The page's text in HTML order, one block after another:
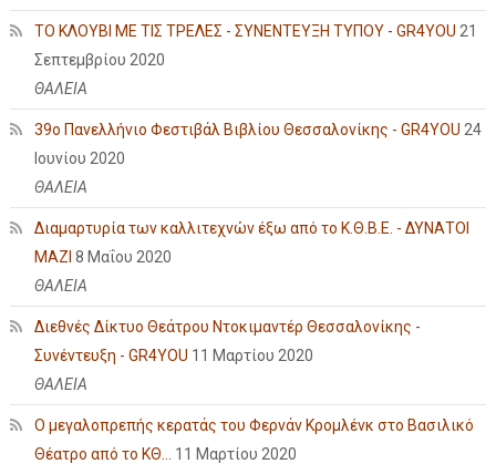
ΤΟ ΚΛΟΥΒΙ ΜΕ ΤΙΣ ΤΡΕΛΕΣ - ΣΥΝΕΝΤΕΥΞΗ ΤΥΠΟΥ - GR4YOU 21
Σεπτεμβρίου 2020
ΘΑΛΕΙΑ
39ο Πανελλήνιο Φεστιβάλ Βιβλίου Θεσσαλονίκης - GR4YOU 24
Ιουνίου 2020
ΘΑΛΕΙΑ
Διαμαρτυρία των καλλιτεχνών έξω από το Κ.Θ.Β.Ε. - ΔΥΝΑΤΟΙ
ΜΑΖΙ 8 Μαΐου 2020
ΘΑΛΕΙΑ
Διεθνές Δίκτυο Θεάτρου Ντοκιμαντέρ Θεσσαλονίκης -
Συνέντευξη - GR4YOU 11 Μαρτίου 2020
ΘΑΛΕΙΑ
Ο μεγαλοπρεπής κερατάς του Φερνάν Κρομλένκ στο Βασιλικό
Θέατρο από το ΚΘ...
11 Μαρτίου 2020